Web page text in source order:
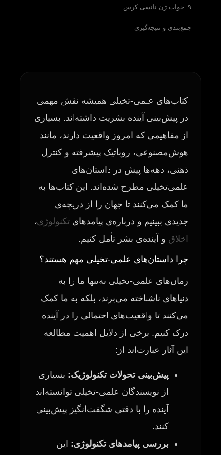
۹. خواب ژن نانسی کرس
جمع‌بندی و نتیجه‌گیری
کتاب‌های علمی-تخیلی همیشه نقش مهمی
در پیش‌بینی آینده بشریت داشته‌اند. بسیاری
از مفاهیمی که امروز واقعیت دارند، مانند
هوش‌مصنوعی، روباتیک پیشرفته و کنترل
ذهنی، دهه‌ها پیش در داستان‌های
علمی‌تخیلی مطرح شده‌اند. این کتاب‌ها به
ما کمک می‌کنند تا جهان را از دریچه‌ی
جدیدی ببینیم و درباره‌ی پیامدهای تکنولوژی،
اخلاق و آینده‌ی بشر تأمل کنیم.
چرا داستان‌های علمی-تخیلی مهم هستند؟
رمان‌های علمی-تخیلی نه‌تنها ما را به
دنیاهای ناشناخته می‌برند، بلکه به ما کمک
می‌کنند تا واقعیت‌های احتمالی را در آینده
درک کنیم. برخی از دلایل اهمیت مطالعه
این آثار عبارت‌اند از:
پیش‌بینی تحولات تکنولوژیک: بسیاری
از نویسندگان علمی-تخیلی توانسته‌اند
آینده را با دقتی شگفت‌انگیز پیش‌بینی
کنند.
بررسی پیامدهای تکنولوژی: این